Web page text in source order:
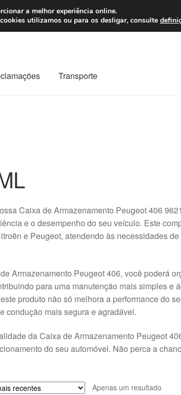
Seg-
Transporte
Caixa de Armazenamento Peugeot 406
e o desempenho do seu veículo. Este
e Peugeot, atendendo às necessidades
Armazenamento Peugeot 406, você poderá
para uma manutenção mais simples e
produto não só melhora a performance do
condução mais segura e agradável.
da Caixa de Armazenamento Peugeot
do seu automóvel. Não perca a
Apenas um resultado
a melhor experiência online.
utilizamos ou para os desligar, consulte